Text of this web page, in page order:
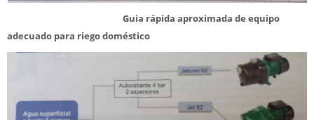
Guia rápida aproximada de equipo
adecuado para riego doméstico